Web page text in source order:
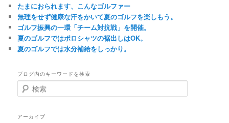
たまにおられます、こんなゴルファー
無理をせず健康な汗をかいて夏のゴルフを楽しもう。
ゴルフ振興の一環「チーム対抗戦」を開催。
夏のゴルフではポロシャツの裾出しはOK。
夏のゴルフでは水分補給をしっかり。
ブログ内のキーワードを検索
検
索
アーカイブ